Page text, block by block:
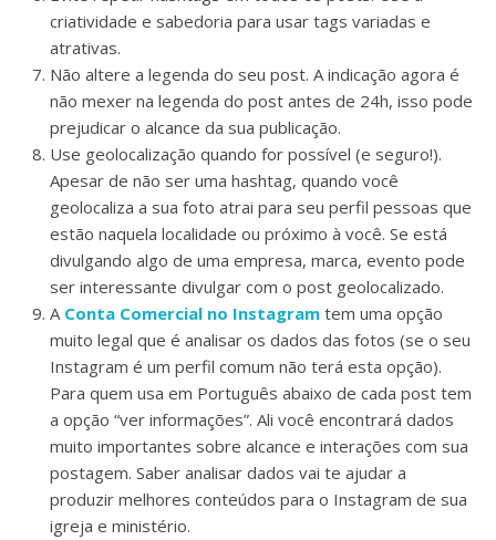
criatividade e sabedoria para usar tags variadas e
atrativas.
Não altere a legenda do seu post. A indicação agora é
não mexer na legenda do post antes de 24h, isso pode
prejudicar o alcance da sua publicação.
Use geolocalização quando for possível (e seguro!).
Apesar de não ser uma hashtag, quando você
geolocaliza a sua foto atrai para seu perfil pessoas que
estão naquela localidade ou próximo à você. Se está
divulgando algo de uma empresa, marca, evento pode
ser interessante divulgar com o post geolocalizado.
A Conta Comercial no Instagram tem uma opção
muito legal que é analisar os dados das fotos (se o seu
Instagram é um perfil comum não terá esta opção).
Para quem usa em Português abaixo de cada post tem
a opção “ver informações”. Ali você encontrará dados
muito importantes sobre alcance e interações com sua
postagem. Saber analisar dados vai te ajudar a
produzir melhores conteúdos para o Instagram de sua
igreja e ministério.